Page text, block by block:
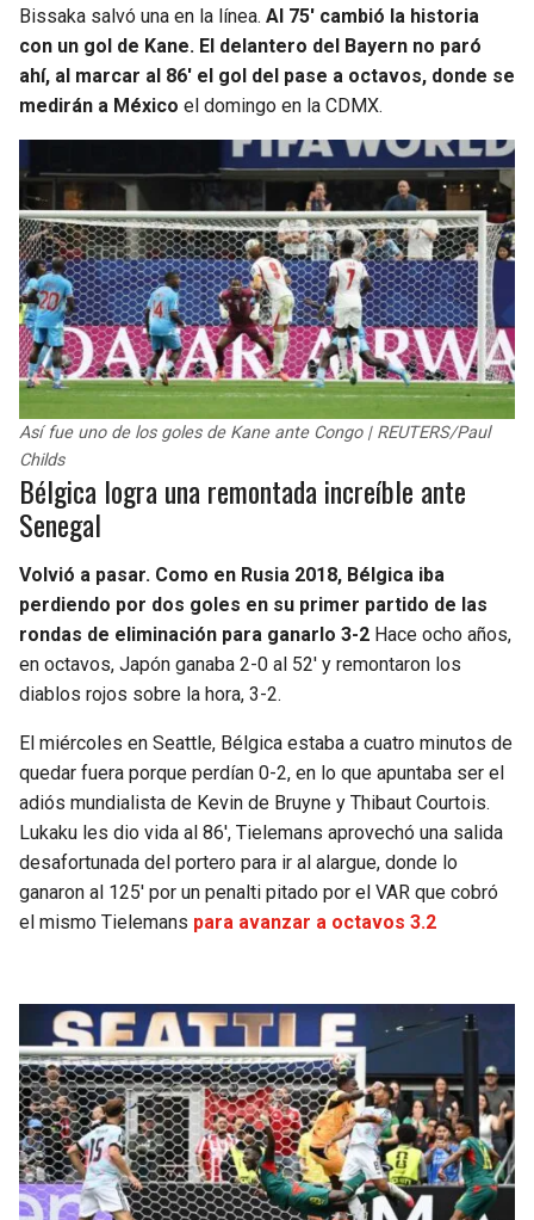
Bissaka salvó una en la línea. Al 75′ cambió la historia
con un gol de Kane. El delantero del Bayern no paró
ahí, al marcar al 86′ el gol del pase a octavos, donde se
medirán a México el domingo en la CDMX.
Así fue uno de los goles de Kane ante Congo | REUTERS/Paul
Childs
Bélgica logra una remontada increíble ante
Senegal
Volvió a pasar. Como en Rusia 2018, Bélgica iba
perdiendo por dos goles en su primer partido de las
rondas de eliminación para ganarlo 3-2 Hace ocho años,
en octavos, Japón ganaba 2-0 al 52′ y remontaron los
diablos rojos sobre la hora, 3-2.
El miércoles en Seattle, Bélgica estaba a cuatro minutos de
quedar fuera porque perdían 0-2, en lo que apuntaba ser el
adiós mundialista de Kevin de Bruyne y Thibaut Courtois.
Lukaku les dio vida al 86′, Tielemans aprovechó una salida
desafortunada del portero para ir al alargue, donde lo
ganaron al 125′ por un penalti pitado por el VAR que cobró
el mismo Tielemans para avanzar a octavos 3.2